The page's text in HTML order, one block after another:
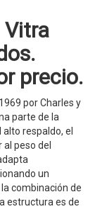
Vitra
precio.
por Charles y
parte de la
respaldo, el
peso del
un
combinación de
estructura es de